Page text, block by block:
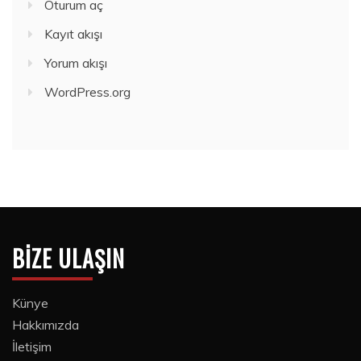
Oturum aç
Kayıt akışı
Yorum akışı
WordPress.org
BIZE ULAŞIN
Künye
Hakkımızda
İletişim